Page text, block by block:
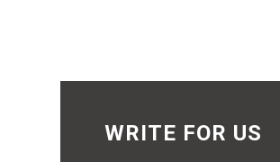
WRITE FOR US